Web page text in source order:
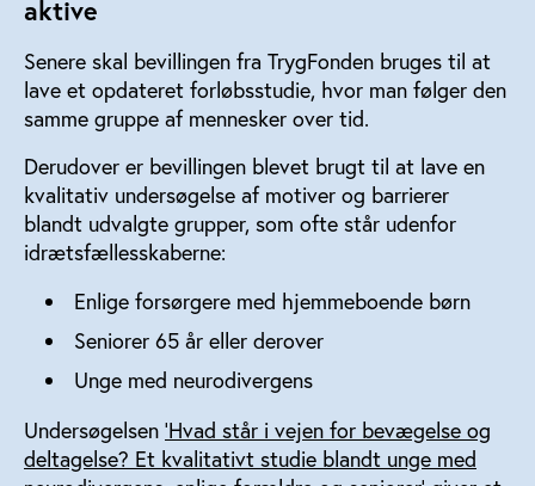
aktive
Senere skal bevillingen fra TrygFonden bruges til at
lave et opdateret forløbsstudie, hvor man følger den
samme gruppe af mennesker over tid.
Derudover er bevillingen blevet brugt til at lave en
kvalitativ undersøgelse af motiver og barrierer
blandt udvalgte grupper, som ofte står udenfor
idrætsfællesskaberne:
Enlige forsørgere med hjemmeboende børn
Seniorer 65 år eller derover
Unge med neurodivergens
Undersøgelsen 'Hvad står i vejen for bevægelse og
deltagelse? Et kvalitativt studie blandt unge med